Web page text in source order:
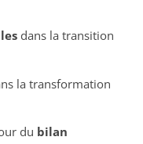
dans la transition
la transformation
du bilan